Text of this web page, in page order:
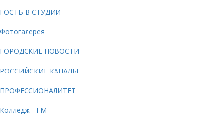
ГОСТЬ В СТУДИИ
Фотогалерея
ГОРОДСКИЕ НОВОСТИ
РОССИЙСКИЕ КАНАЛЫ
ПРОФЕССИОНАЛИТЕТ
Колледж - FM